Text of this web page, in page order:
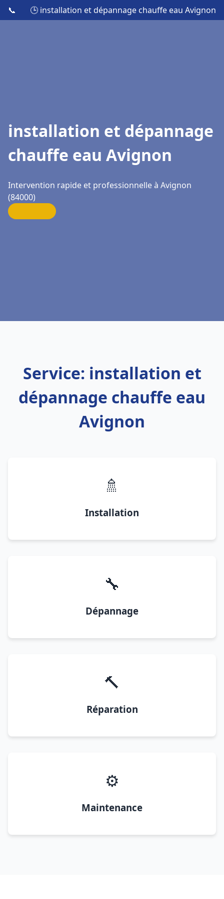
📞 🕒 installation et dépannage chauffe eau Avignon
installation et dépannage
chauffe eau Avignon
Intervention rapide et professionnelle à Avignon
(84000)
Service: installation et
dépannage chauffe eau
Avignon
🚿
Installation
🔧
Dépannage
🔨
Réparation
⚙️
Maintenance